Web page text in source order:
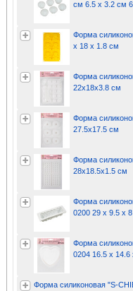
см 6.5 x 3.2 см
Форма
x 18 x 1.8 см
Форма
22х18х3.8 см
Форма
27.5х17.5 см
Форма
28х18.5х1.5 см
Форма
0200 29 x 9.5 x
Форма
0204 16.5 x 14.6
Форма силиконовая "S-